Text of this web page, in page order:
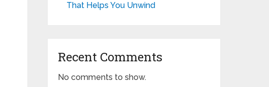
That Helps You Unwind
Recent Comments
No comments to show.